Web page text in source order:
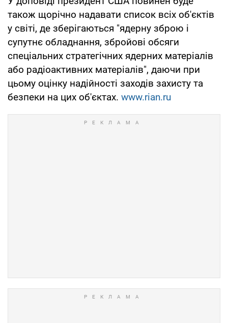
також щорічно надавати список всіх об'єктів
у світі, де зберігаються "ядерну зброю і
супутнє обладнання, збройові обсяги
спеціальних стратегічних ядерних матеріалів
або радіоактивних матеріалів", даючи при
цьому оцінку надійності заходів захисту та
безпеки на цих об'єктах. www.rian.ru